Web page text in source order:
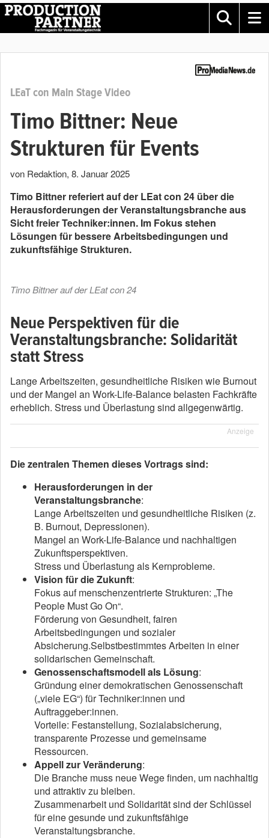
LEaT con Main Stage Video
Timo Bittner: Neue
Strukturen für Events
von Redaktion, 8. Januar 2025
Timo Bittner referiert auf der LEat con 24 über die
Herausforderungen der Veranstaltungsbranche aus
Sicht freier Techniker:innen. Im Fokus stehen
Lösungen für bessere Arbeitsbedingungen und
zukunftsfähige Strukturen.
Timo Bittner auf der LEat con 24
Neue Perspektiven für die
Veranstaltungsbranche: Solidarität
statt Stress
Lange Arbeitszeiten, gesundheitliche Risiken wie Burnout
und der Mangel an Work-Life-Balance belasten Fachkräfte
erheblich. Stress und Überlastung sind allgegenwärtig.
Anzeige
Die zentralen Themen dieses Vortrags sind:
Herausforderungen in der
Veranstaltungsbranche:
Lange Arbeitszeiten und gesundheitliche Risiken (z.
B. Burnout, Depressionen).
Mangel an Work-Life-Balance und nachhaltigen
Zukunftsperspektiven.
Stress und Überlastung als Kernprobleme.
Vision für die Zukunft:
Fokus auf menschenzentrierte Strukturen: „The
People Must Go On“.
Förderung von Gesundheit, fairen
Arbeitsbedingungen und sozialer
Absicherung.Selbstbestimmtes Arbeiten in einer
solidarischen Gemeinschaft.
Genossenschaftsmodell als Lösung:
Gründung einer demokratischen Genossenschaft
(„viele EG“) für Techniker:innen und
Auftraggeber:innen.
Vorteile: Festanstellung, Sozialabsicherung,
transparente Prozesse und gemeinsame
Ressourcen.
Appell zur Veränderung:
Die Branche muss neue Wege finden, um nachhaltig
und attraktiv zu bleiben.
Zusammenarbeit und Solidarität sind der Schlüssel
für eine gesunde und zukunftsfähige
Veranstaltungsbranche.